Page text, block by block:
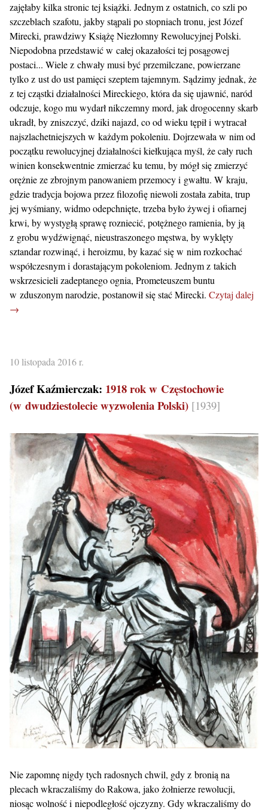
zajęłaby kilka stronic tej książki. Jednym z ostatnich, co szli po
szczeblach szafotu, jakby stąpali po stopniach tronu, jest Józef
Mirecki, prawdziwy Książę Niezłomny Rewolucyjnej Polski.
Niepodobna przedstawić w całej okazałości tej posągowej
postaci... Wiele z chwały musi być przemilczane, powierzane
tylko z ust do ust pamięci szeptem tajemnym. Sądzimy jednak, że
z tej cząstki działalności Mireckiego, która da się ujawnić, naród
odczuje, kogo mu wydarł nikczemny mord, jak drogocenny skarb
ukradł, by zniszczyć, dziki najazd, co od wieku tępił i wytracał
najszlachetniejszych w każdym pokoleniu. Dojrzewała w nim od
początku rewolucyjnej działalności kiełkująca myśl, że cały ruch
winien konsekwentnie zmierzać ku temu, by mógł się zmierzyć
orężnie ze zbrojnym panowaniem przemocy i gwałtu. W kraju,
gdzie tradycja bojowa przez filozofię niewoli została zabita, trup
jej wyśmiany, widmo odepchnięte, trzeba było żywej i ofiarnej
krwi, by wystygłą sprawę rozniecić, potężnego ramienia, by ją
z grobu wydźwignąć, nieustraszonego męstwa, by wyklęty
sztandar rozwinąć, i heroizmu, by kazać się w nim rozkochać
współczesnym i dorastającym pokoleniom. Jednym z takich
wskrzesicieli zadeptanego ognia, Prometeuszem buntu
w zduszonym narodzie, postanowił się stać Mirecki. Czytaj dalej
→
10 listopada 2016 r.
Józef Kaźmierczak: 1918 rok w Częstochowie
(w dwudziestolecie wyzwolenia Polski) [1939]
Nie zapomnę nigdy tych radosnych chwil, gdy z bronią na
plecach wkraczaliśmy do Rakowa, jako żołnierze rewolucji,
niosąc wolność i niepodległość ojczyzny. Gdy wkraczaliśmy do